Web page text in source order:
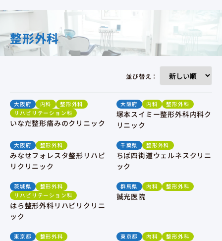
整形外科
並び替え：
大阪府 内科
整形外科
リハビリテーション科
いなだ整形痛みのクリニック
大阪府 内科 整形外科
塚本スイミー整形外科内科ク
リニック
大阪府 整形外科
みなせフォレスタ整形リハビ
リクリニック
千葉県 整形外科
ちば四街道ウェルネスクリニ
ック
茨城県
整形外科
リハビリテーション科
はら整形外科リハビリクリニ
ック
群馬県 内科 整形外科
誠光医院
東京都
整形外科
東京都 内科
整形外科